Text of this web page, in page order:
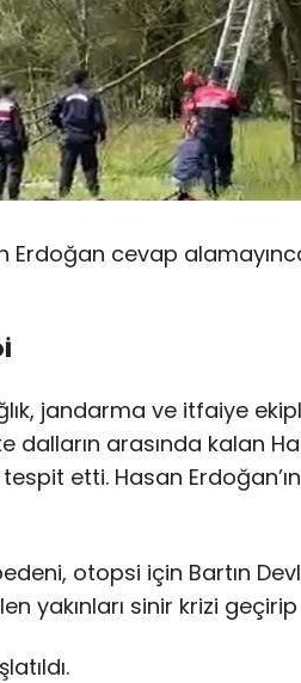
cevap alamayınca
jandarma ve itfaiye
dalların arasında kalan
etti. Hasan
otopsi için Bartın
yakınları sinir krizi